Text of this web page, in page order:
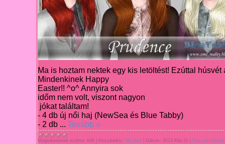
Ma is hoztam nektek egy kis letöltést! Ezúttal húsvét
Mindenkinek Happy
Easter!! ^o^ Annyira sok
időm nem volt, viszont nagyon
jókat találtam!
- 4 db új női haj (NewSea és Blue Tabby)
- 2 db ... Tovább »
Megtekintések száma: 646 Hozzáadta:: Mirabell Dátum: 2013.Már.31